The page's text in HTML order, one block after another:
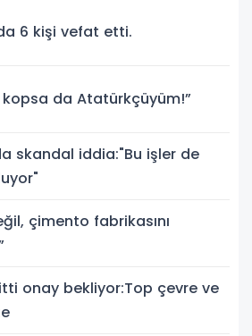
6 kişi vefat etti.
kopsa da Atatürkçüyüm!”
skandal iddia:"Bu işler de
çimento fabrikasını
onay bekliyor:Top çevre ve